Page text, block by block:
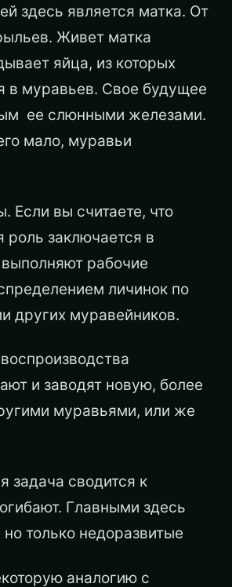
здесь является матка. От
Живет матка
яйца, из которых
в муравьев. Свое будущее
ее слюнными железами.
мало, муравьи
Если вы считаете, что
роль заключается в
рабочие
личинок по
других муравейников.
и заводят новую, более
муравьями, или же
задача сводится к
Главными здесь
только недоразвитые
аналогию с